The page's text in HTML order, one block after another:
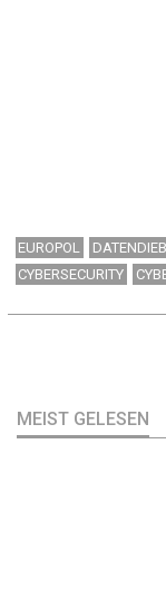
EUROPOL
CYBERSECURITY
MEIST GELESEN